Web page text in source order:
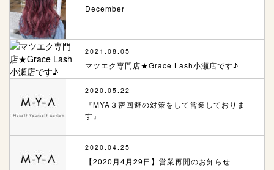
December
2021.08.05
マツエク専門店★Grace Lash小瀬店です♪
2020.05.22
『MYA３密回避の対策をして営業しておりま
す』
2020.04.25
【2020月4月29日】営業再開のお知らせ